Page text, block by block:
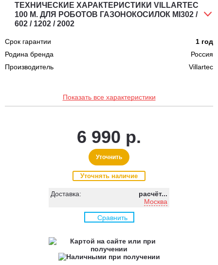
ТЕХНИЧЕСКИЕ ХАРАКТЕРИСТИКИ VILLARTEC
100 М. ДЛЯ РОБОТОВ ГАЗОНОКОСИЛОК МI302 /
602 / 1202 / 2002
Срок гарантии
1 год
Родина бренда
Россия
Производитель
Villartec
Показать все характеристики
6 990 р.
Уточнить
Уточнять наличие
Доставка:
расчёт...
Москва
Сравнить